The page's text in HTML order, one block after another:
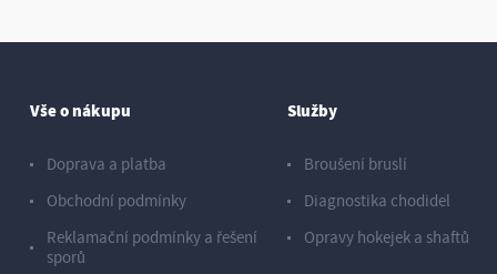
Vše o nákupu
Doprava a platba
Obchodní podmínky
Reklamační podmínky a řešení
sporů
Služby
Broušení bruslí
Diagnostika chodidel
Opravy hokejek a shaftů